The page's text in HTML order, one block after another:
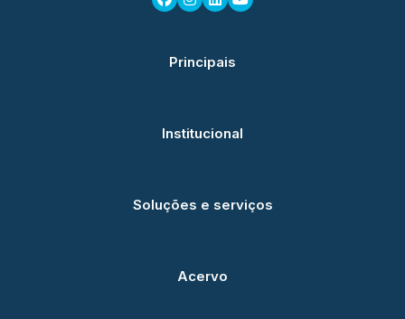
Principais
Institucional
Soluções e serviços
Acervo